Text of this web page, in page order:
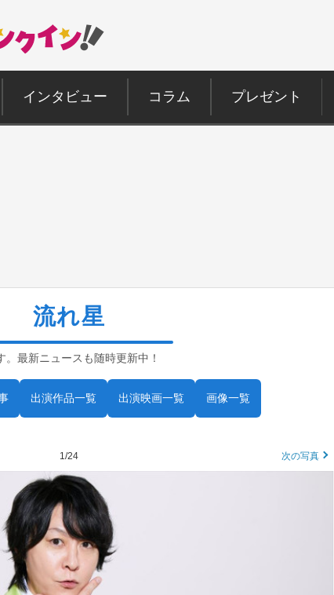
インタビュー コラム プレゼント
流れ星
。最新ニュースも随時更新中！
出演作品一覧 出演映画一覧 画像一覧
1/24 次の写真